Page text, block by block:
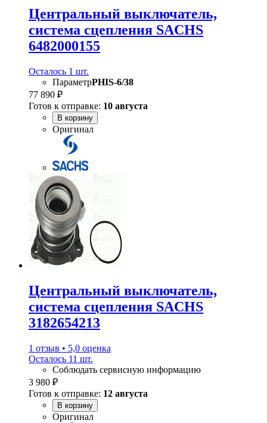
Центральный выключатель,
система сцепления SACHS
6482000155
Осталось 1 шт.
ПараметрPHIS-6/38
77 890 ₽
Готов к отправке: 10 августа
В корзину
Оригинал
Центральный выключатель,
система сцепления SACHS
3182654213
1 отзыв • 5,0 оценка
Осталось 11 шт.
Соблюдать сервисную информацию
3 980 ₽
Готов к отправке: 12 августа
В корзину
Оригинал